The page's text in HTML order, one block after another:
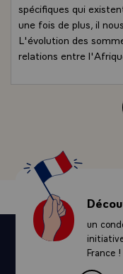
spécifiques qui
une fois de plus, il
L'évolution des
relations entre
l'importance de plus
nous tous de
puisqu'il vous a été
travaux en direct. Ce
forum sur les
On oublie toujours
spectaculaires.
celle des jeunes, se
prise le Président
était un sommet
un
France !